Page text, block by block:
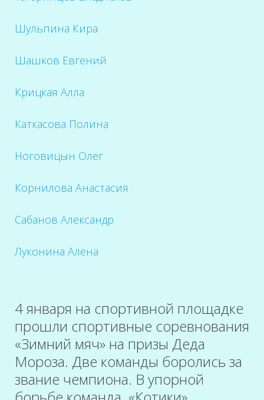
Шульпина Кира
Шашков Евгений
Крицкая Алла
Каткасова Полина
Ноговицын Олег
Корнилова Анастасия
Сабанов Александр
Луконина Алена
4 января на спортивной площадке
прошли спортивные соревнования
«Зимний мяч» на призы Деда
Мороза. Две команды боролись за
звание чемпиона. В упорной